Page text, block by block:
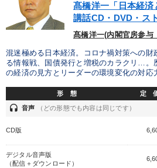
ondemand_video 経営音声・動画を探す
全国経営者セミナー収録物以外の経営教材
しいただけます
カテゴリー
経営戦略・経営実務
髙橋洋一「日本経済
講話CD・DVD・ス
髙橋洋一(内閣官房参
混迷極める日本経済。コロナ禍対策への財
る情報戦、国債発行と増税のカラクリ…。
の経済の見方とリーダーの環境変化の対応
形 態 定
headset 音声 （どの形態でも内容は同じです）
CD版
デジタル音声版
（配信＋ダウンロード）